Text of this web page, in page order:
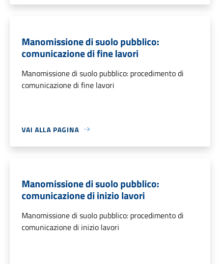
Manomissione di suolo pubblico:
comunicazione di fine lavori
Manomissione di suolo pubblico: procedimento di
comunicazione di fine lavori
VAI ALLA PAGINA
Manomissione di suolo pubblico:
comunicazione di inizio lavori
Manomissione di suolo pubblico: procedimento di
comunicazione di inizio lavori